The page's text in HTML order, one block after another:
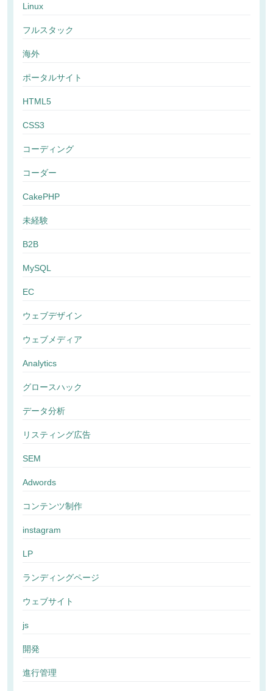
Linux
フルスタック
海外
ポータルサイト
HTML5
CSS3
コーディング
コーダー
CakePHP
未経験
B2B
MySQL
EC
ウェブデザイン
ウェブメディア
Analytics
グロースハック
データ分析
リスティング広告
SEM
Adwords
コンテンツ制作
instagram
LP
ランディングページ
ウェブサイト
js
開発
進行管理